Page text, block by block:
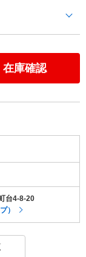
在庫確認
台4-8-20
）